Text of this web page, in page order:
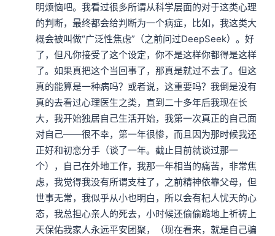
明烦恼吧。我看过很多所谓从科学层面的对于这类心理
的判断，最终都会给判断为一个病症，比如，我这类大
概会被叫做“广泛性焦虑”（之前问过DeepSeek）。好
了，但凡你接受了这个设定，你不是这样你都得是这样
了。如果真把这个当回事了，那真是就过不去了。但这
真的能算是一种病吗？或者说，这重要吗？我倒是没有
真的去看过心理医生之类，直到二十多年后我现在长
大，我开始独居自己生活开始，我第一次真正的自己面
对自己——很不幸，第一年很惨，而且因为那时候我还
正好和初恋分手（谈了一年。截止目前就谈过那一
个），自己在外地工作，我那一年相当的痛苦，非常焦
虑，我觉得我没有所谓支柱了，之前精神依靠父母，但
世事无常，我似乎从小也明白，所以会有杞人忧天的心
态，我总担心亲人的死去，小时候还偷偷跪地上祈祷上
天保佑我家人永远平安团聚，（现在看来，就是自己骗